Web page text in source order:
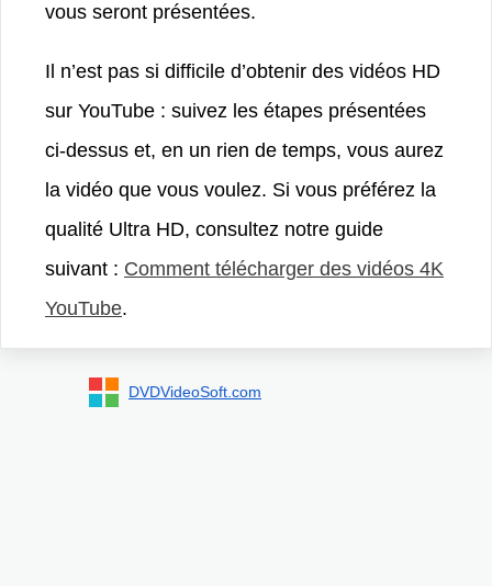
vous seront présentées.
Il n’est pas si difficile d’obtenir des vidéos HD
sur YouTube : suivez les étapes présentées
ci-dessus et, en un rien de temps, vous aurez
la vidéo que vous voulez. Si vous préférez la
qualité Ultra HD, consultez notre guide
suivant : Comment télécharger des vidéos 4K
YouTube.
DVDVideoSoft.com